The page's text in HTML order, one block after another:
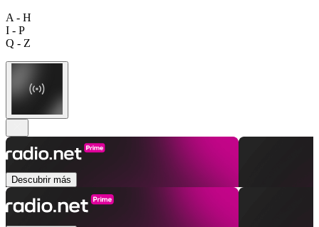
A - H
I - P
Q - Z
Descubrir más